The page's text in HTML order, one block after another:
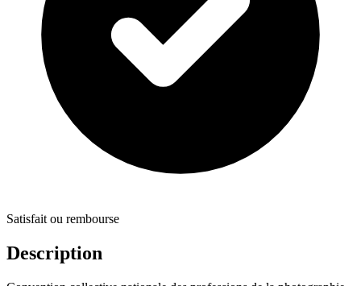
Satisfait ou rembourse
Description